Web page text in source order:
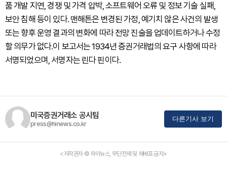
품 개발 지연, 경쟁 및 가격 압박, 소프트웨어 오류 및 정보 기술 실패,
보안 침해 등이 있다. 맨해튼은 변경된 가정, 예기치 않은 사건의 발생
또는 향후 운영 결과의 변화에 따라 전망 진술을 업데이트하거나 수정
할 의무가 없다.이 보고서는 1934년 증권거래법의 요구 사항에 따라
서명되었으며, 서명자는 린다 핀이다.
미국증권거래소 공시팀
press@hinews.co.kr
다른기사 보기
<저작권자 © 하이뉴스, 무단전재 및 재배포 금지>